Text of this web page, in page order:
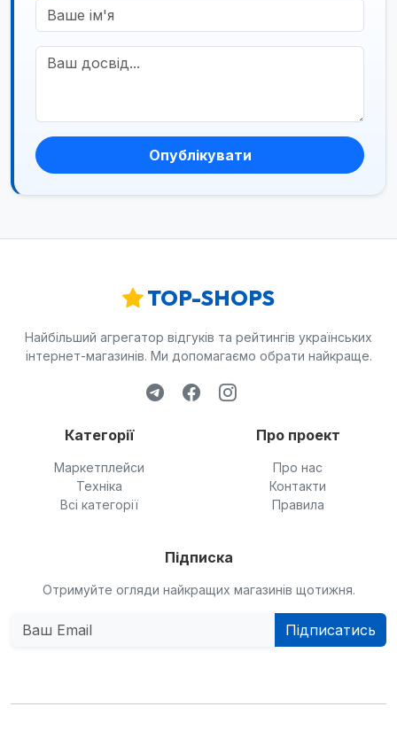
Опублікувати
TOP-SHOPS
Найбільший агрегатор відгуків та рейтингів українських
інтернет-магазинів. Ми допомагаємо обрати найкраще.
Категорії
Маркетплейси
Техніка
Всі категорії
Про проект
Про нас
Контакти
Правила
Підписка
Отримуйте огляди найкращих магазинів щотижня.
Підписатись